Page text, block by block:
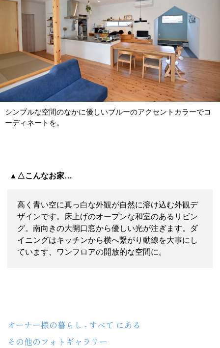
シンプルな空間のなかに優しいブルーのアクセントカラーでコ
ーディネートを。
▲△こんなお家…
高く青い空に真っ白な外観が自然に溶け込む外観デ
ザインです。床上げのオープンな和室のあるリビン
グ。南向きの大開口窓から優しい光が注ぎます。ダ
イニングはキッチンから横へ繋がり動線を大事にし
ています、ワンフロアの開放的な空間に。
オーナー様の暮らし - すべて にある
その他のフォトギャラリー